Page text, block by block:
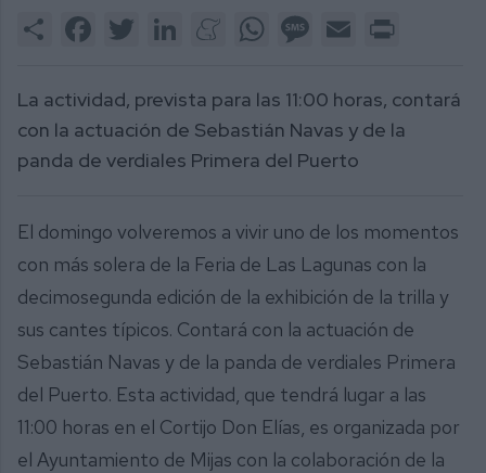
Share FacebookTwitter LinkedInMeneameWhatsAppMessage
Email
La actividad, prevista para las 11:00 horas, contará
con la actuación de Sebastián Navas y de la
panda de verdiales Primera del Puerto
El domingo volveremos a vivir uno de los momentos
con más solera de la Feria de Las Lagunas con la
decimosegunda edición de la exhibición de la trilla y
sus cantes típicos. Contará con la actuación de
Sebastián Navas y de la panda de verdiales Primera
del Puerto. Esta actividad, que tendrá lugar a las
11:00 horas en el Cortijo Don Elías, es organizada por
el Ayuntamiento de Mijas con la colaboración de la